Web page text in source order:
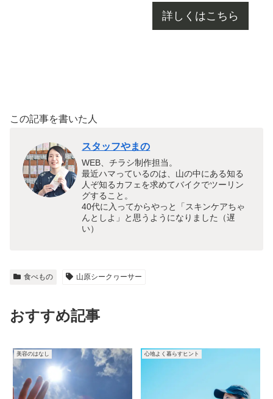
詳しくはこちら
この記事を書いた人
スタッフやまの
WEB、チラシ制作担当。
最近ハマっているのは、山の中にある知る
人ぞ知るカフェを求めてバイクでツーリン
グすること。
40代に入ってからやっと「スキンケアちゃ
んとしよ」と思うようになりました（遅
い）
食べもの 山原シークヮーサー
おすすめ記事
美容のはなし 心地よく暮らすヒント